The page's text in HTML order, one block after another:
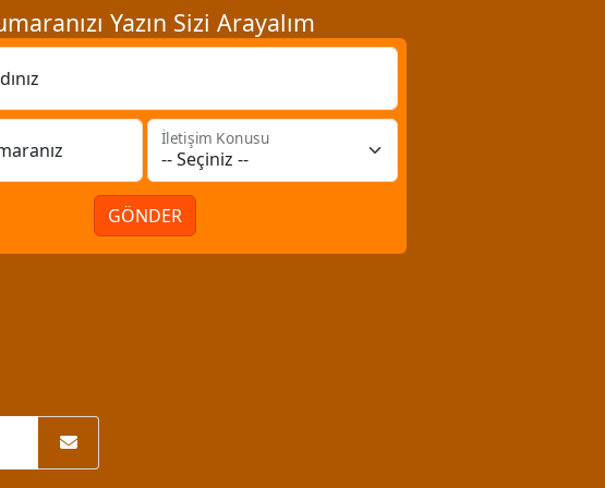
Yazın Sizi Arayalım
İletişim Konusu
GÖNDER